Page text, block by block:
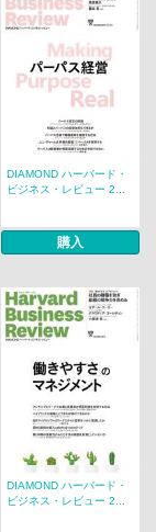
DIAMOND ハーバード・
ビジネス・レビュー 2...
購入
DIAMOND ハーバード・
ビジネス・レビュー 2...